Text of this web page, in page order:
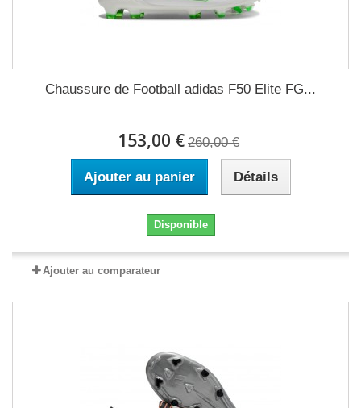
Chaussure de Football adidas F50 Elite FG...
153,00 € 260,00 €
Ajouter au panier Détails
Disponible
Ajouter au comparateur